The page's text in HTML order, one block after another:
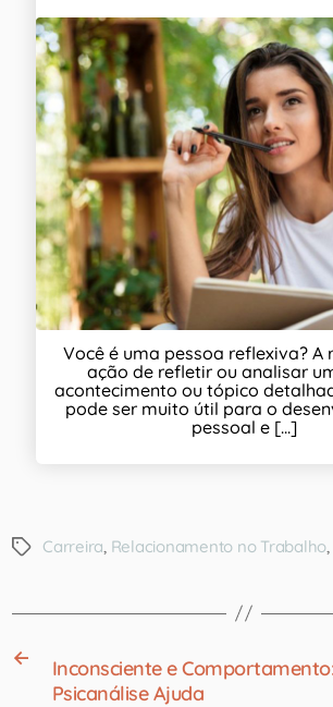
Você é uma pessoa reflexiva? A
ação de refletir ou analisar
acontecimento ou tópico
pode ser muito útil para o
pessoal e [...]
Carreira Relacionamento no Trabalho
←
Inconsciente e
Psicanálise Ajuda